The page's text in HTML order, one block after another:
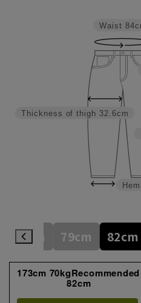
Thickness of thigh 32.6cm
Waist
76cm 79cm 82cm
173cm 70kgRecommended
82cm